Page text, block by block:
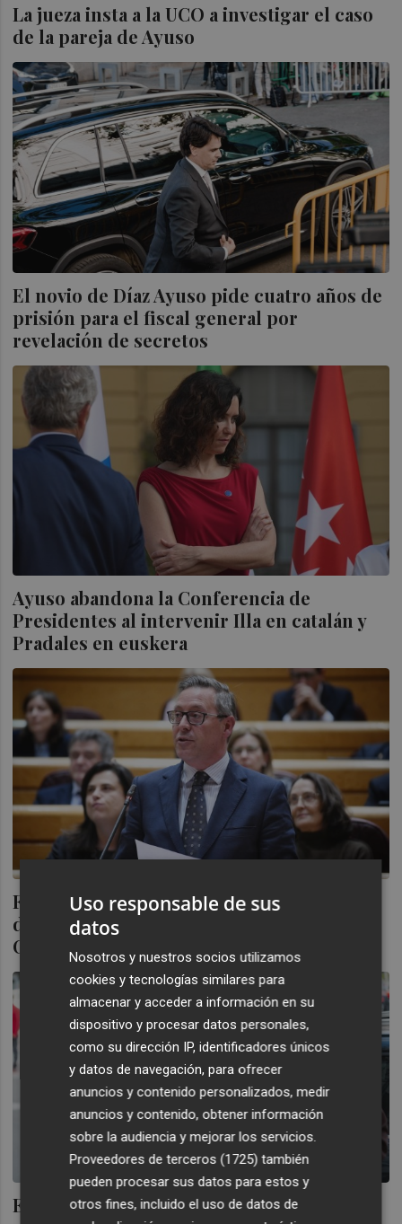
La jueza insta a la UCO a investigar el caso
de la pareja de Ayuso
El novio de Díaz Ayuso pide cuatro años de
prisión para el fiscal general por
revelación de secretos
Ayuso abandona la Conferencia de
Presidentes al intervenir Illa en catalán y
Pradales en euskera
Feijóo propondrá a Alfonso Serrano, mano
derecha de Ayuso, para que organice el
Congreso del PP de julio
El Supremo acepta la petición del fiscal
Uso responsable de sus
datos
Nosotros y nuestros socios utilizamos
cookies y tecnologías similares para
almacenar y acceder a información en su
dispositivo y procesar datos personales,
como su dirección IP, identificadores únicos
y datos de navegación, para ofrecer
anuncios y contenido personalizados, medir
anuncios y contenido, obtener información
sobre la audiencia y mejorar los servicios.
Proveedores de terceros (1725) también
pueden procesar sus datos para estos y
otros fines, incluido el uso de datos de